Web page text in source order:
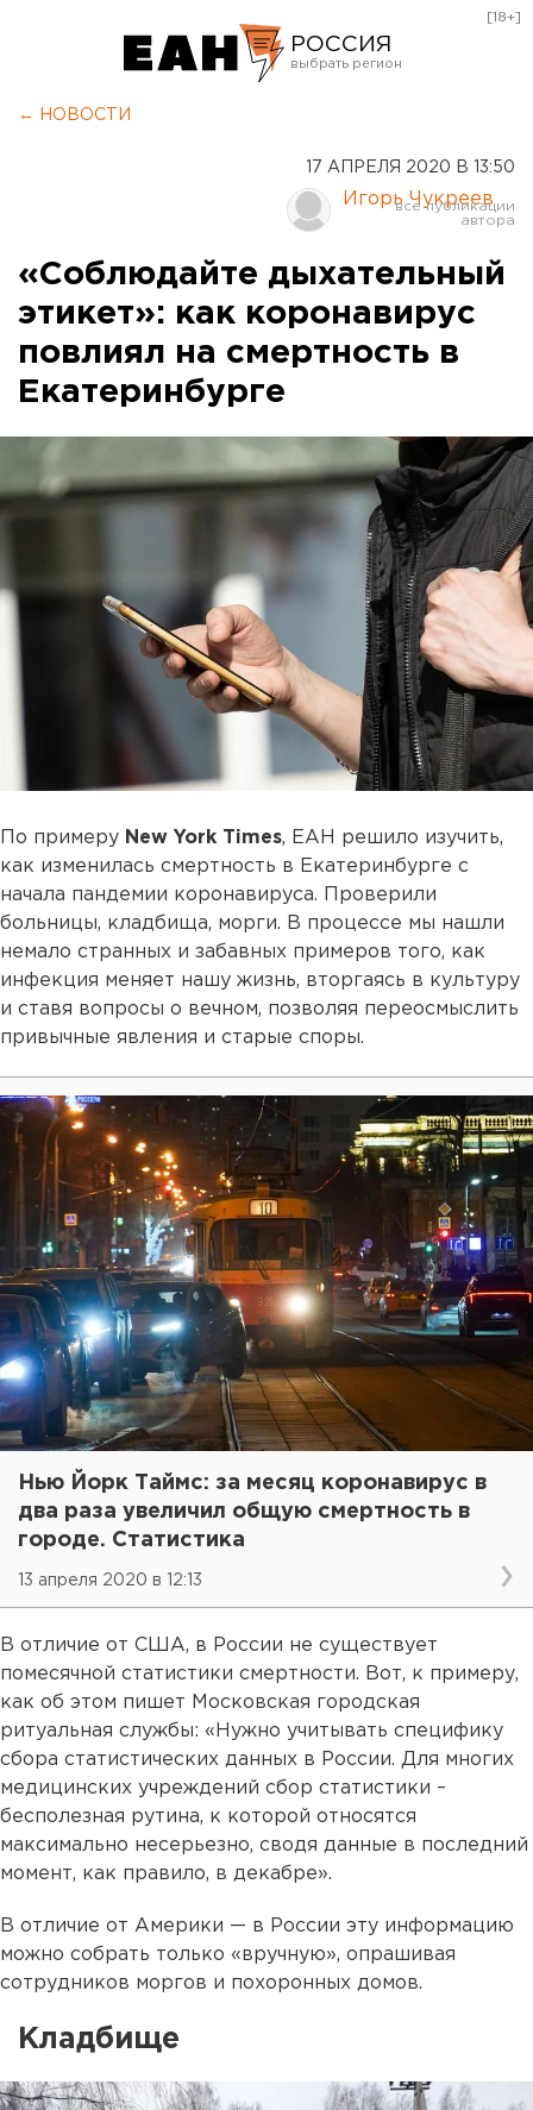
РОССИЯ
Курган
Оренбург
[18+]
← НОВОСТИ
17 АПРЕЛЯ 2020 В 13:50
Игорь Чукреев
«Соблюдайте дыхательный
этикет»: как коронавирус
повлиял на смертность в
Екатеринбурге
По примеру New York Times, ЕАН решило изучить,
как изменилась смертность в Екатеринбурге с
начала пандемии коронавируса. Проверили
больницы, кладбища, морги. В процессе мы нашли
немало странных и забавных примеров того, как
инфекция меняет нашу жизнь, вторгаясь в культуру
и ставя вопросы о вечном, позволяя переосмыслить
привычные явления и старые споры.
Нью Йорк Таймс: за месяц коронавирус в
два раза увеличил общую смертность в
городе. Статистика
13 апреля 2020 в 12:13
В отличие от США, в России не существует
помесячной статистики смертности. Вот, к примеру,
как об этом пишет Московская городская
ритуальная службы: «Нужно учитывать специфику
сбора статистических данных в России. Для многих
медицинских учреждений сбор статистики –
бесполезная рутина, к которой относятся
максимально несерьезно, сводя данные в последний
момент, как правило, в декабре».
В отличие от Америки — в России эту информацию
можно собрать только «вручную», опрашивая
сотрудников моргов и похоронных домов.
Кладбище